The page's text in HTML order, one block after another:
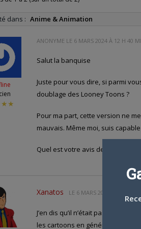
dans : Anime & Animation
ANONYME LE 6 MARS 2024 À 12 H 40
Salut la banquise
Juste pour vous dire, si parmi
doublage des Looney Toons ?
Pour ma part, cette version ne
mauvais. Même moi, suis
Quel est votre avis dessus ?
Xanatos LE 6 MARS 2024 À 15 H 16
J’en dis qu’il n’était pas
les cartoons en général où tu